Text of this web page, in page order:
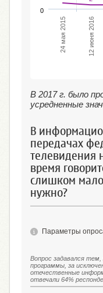
2
4
м
а
я
2
0
1
5 12 июня 2016
0
В 2017 г. было
усредненные
В
передачах
телевидения
время
слишком
нужно?
Параметры
Вопрос задавался
программы, за
отечественные
отвечали 64%